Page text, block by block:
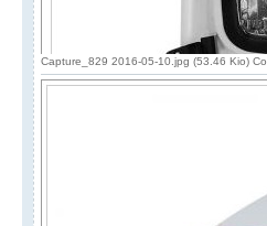
Capture_829 2016-05-10.jpg (53.46 Kio)